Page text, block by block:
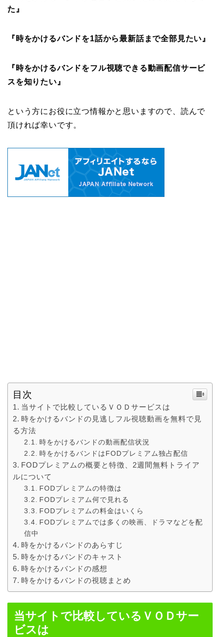
た』
『時をかけるバンドを1話から最新話まで全部見たい』
『時をかけるバンドをフル視聴できる動画配信サービ
スを知りたい』
という方にお役に立つ情報かと思いますので、読んで
頂ければ幸いです。
目次
当サイトで比較しているＶＯＤサービスは
時をかけるバンドの見逃しフル視聴動画を無料で見
る方法
時をかけるバンドの動画配信状況
時をかけるバンドはFODプレミアム独占配信
FODプレミアムの概要と特徴、2週間無料トライア
ルについて
FODプレミアムの特徴は
FODプレミアム何で見れる
FODプレミアムの料金はいくら
FODプレミアムでは多くの映画、ドラマなどを配
信中
時をかけるバンドのあらすじ
時をかけるバンドのキャスト
時をかけるバンドの感想
時をかけるバンドの視聴まとめ
当サイトで比較しているＶＯＤサー
ビスは